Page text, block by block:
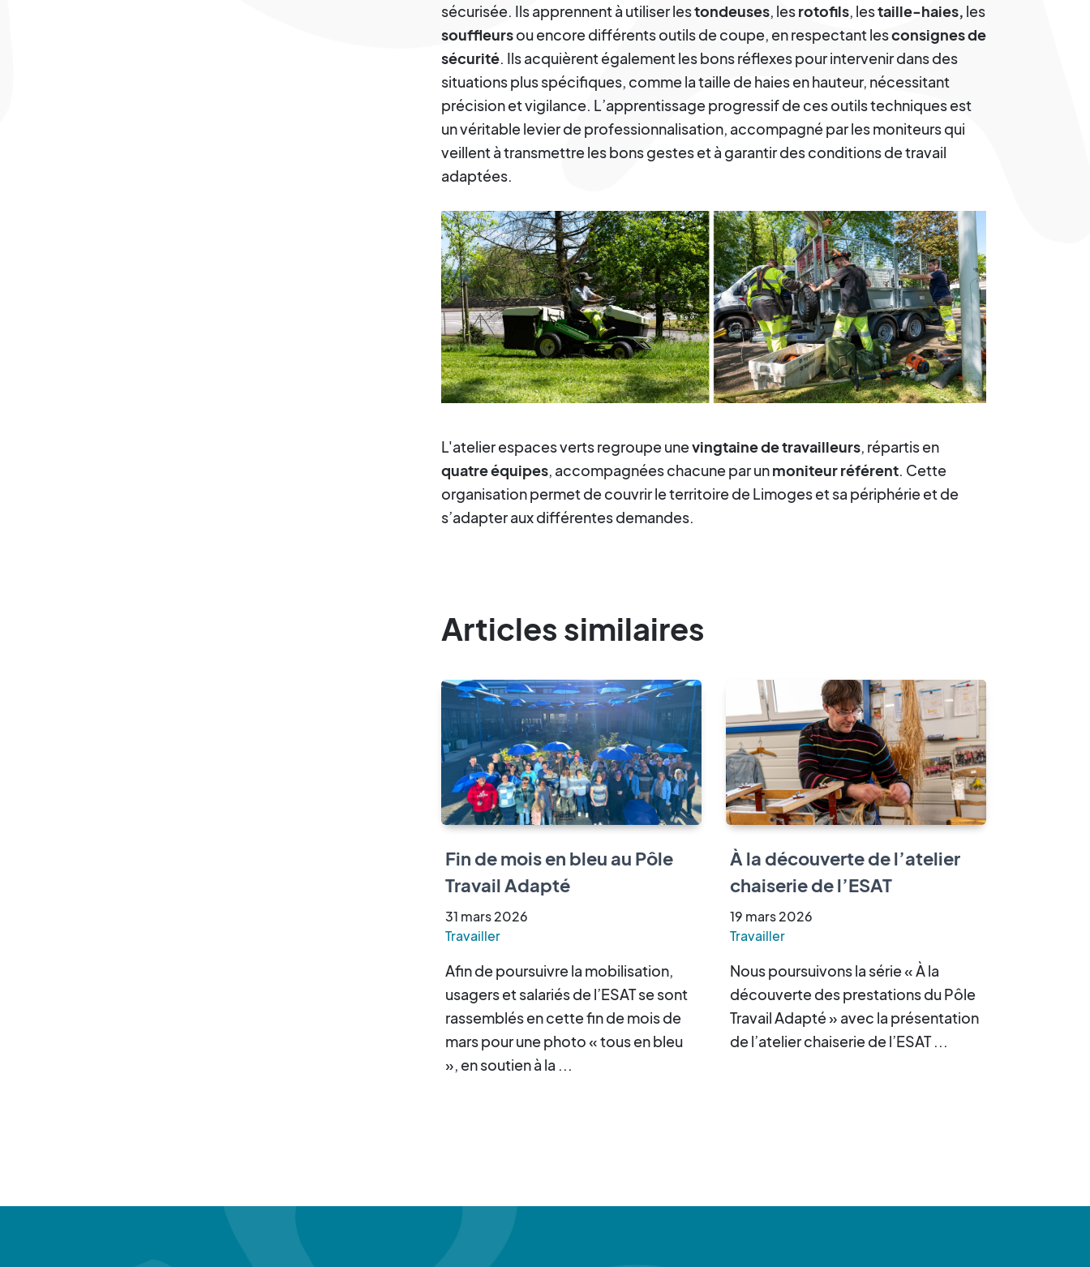
sécurisée. Ils apprennent à utiliser lestondeuses, lesrotofils, lestaille-haies, les
souffleursou encore différents outils de coupe, en respectant lesconsignes de
sécurité. Ils acquièrent également les bons réflexes pour intervenir dans des
situations plus spécifiques, comme la taille de haies en hauteur, nécessitant
précision et vigilance. L’apprentissage progressif de ces outils techniques est
un véritable levier de professionnalisation, accompagné par les moniteurs qui
veillent à transmettre les bons gestes et à garantir des conditions de travail
adaptées.
L'atelier espaces verts regroupe unevingtaine de travailleurs, répartis en
quatre équipes, accompagnées chacune par unmoniteur référent. Cette
organisation permet de couvrir le territoire de Limoges et sa périphérie et de
s’adapter aux différentes demandes.
Articles similaires
Fin de mois en bleu au Pôle
Travail Adapté
31 mars2026
Travailler
Afin de poursuivre la mobilisation,
usagers et salariés de l’ESAT se sont
rassemblés en cette fin de mois de
mars pour une photo « tous en bleu
», en soutien à la ...
À la découverte de l’atelier
chaiserie de l’ESAT
19 mars2026
Travailler
Nous poursuivons la série « À la
découverte des prestations du Pôle
Travail Adapté » avec la présentation
de l’atelier chaiserie de l’ESAT ...